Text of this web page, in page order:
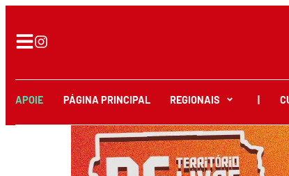
APOIE PÁGINA PRINCIPAL REGIONAIS